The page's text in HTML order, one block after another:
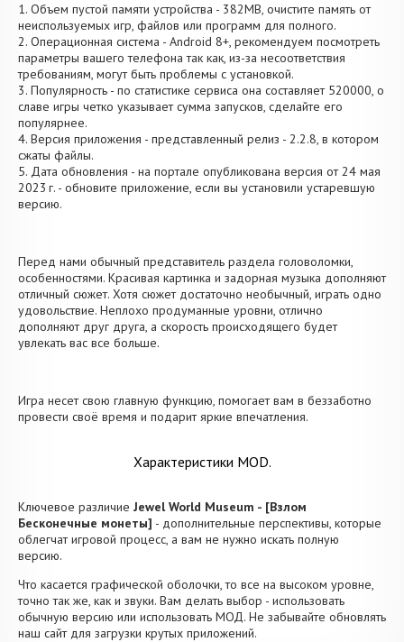
1. Объем пустой памяти устройства - 382MB, очистите память от
неиспользуемых игр, файлов или программ для полного.
2. Операционная система - Android 8+, рекомендуем посмотреть
параметры вашего телефона так как, из-за несоответствия
требованиям, могут быть проблемы с установкой.
3. Популярность - по статистике сервиса она составляет 520000, о
cлаве игры четко указывает сумма запусков, сделайте его
популярнее.
4. Версия приложения - представленный релиз - 2.2.8, в котором
сжаты файлы.
5. Дата обновления - на портале опубликована версия от 24 мая
2023 г. - обновите приложение, если вы установили устаревшую
версию.
Перед нами обычный представитель раздела головоломки,
особенностями. Красивая картинка и задорная музыка дополняют
отличный сюжет. Хотя сюжет достаточно необычный, играть одно
удовольствие. Неплохо продуманные уровни, отлично
дополняют друг друга, а скорость происходящего будет
увлекать вас все больше.
Игра несет свою главную функцию, помогает вам в беззаботно
провести своё время и подарит яркие впечатления.
Характеристики MOD.
Ключевое различие Jewel World Museum - [Взлом
Бесконечные монеты] - дополнительные перспективы, которые
облегчат игровой процесс, а вам не нужно искать полную
версию.
Что касается графической оболочки, то все на высоком уровне,
точно так же, как и звуки. Вам делать выбор - использовать
обычную версию или использовать МОД. Не забывайте обновлять
наш сайт для загрузки крутых приложений.